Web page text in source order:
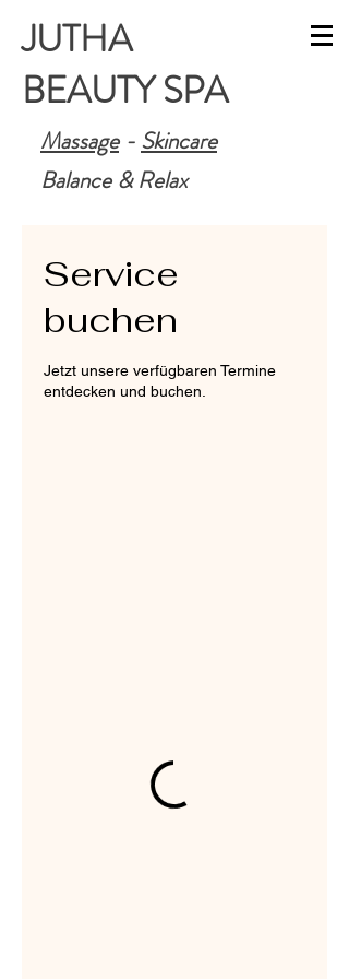
JUTHA
BEAUTY SPA
Massage- Skincare
Balance & Relax
Service
buchen
Jetzt unsere verfügbaren Termine
entdecken und buchen.